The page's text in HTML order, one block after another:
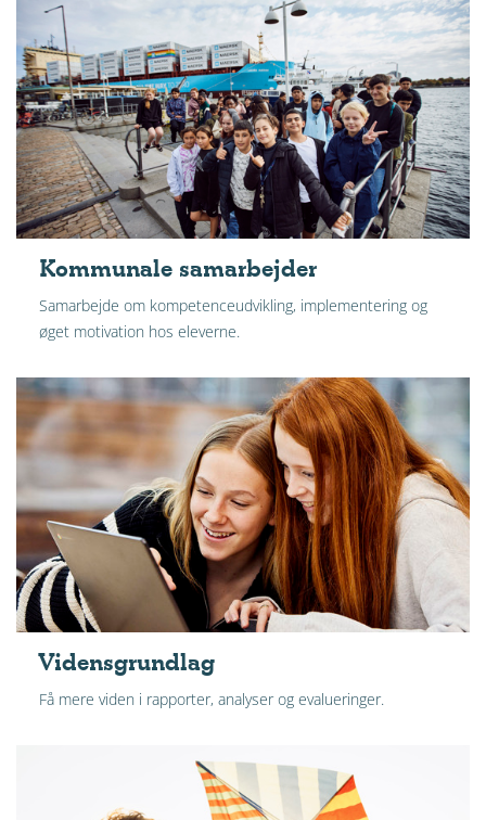
Kommunale samarbejder
Samarbejde om kompetenceudvikling, implementering og
øget motivation hos eleverne.
Vidensgrundlag
Få mere viden i rapporter, analyser og evalueringer.